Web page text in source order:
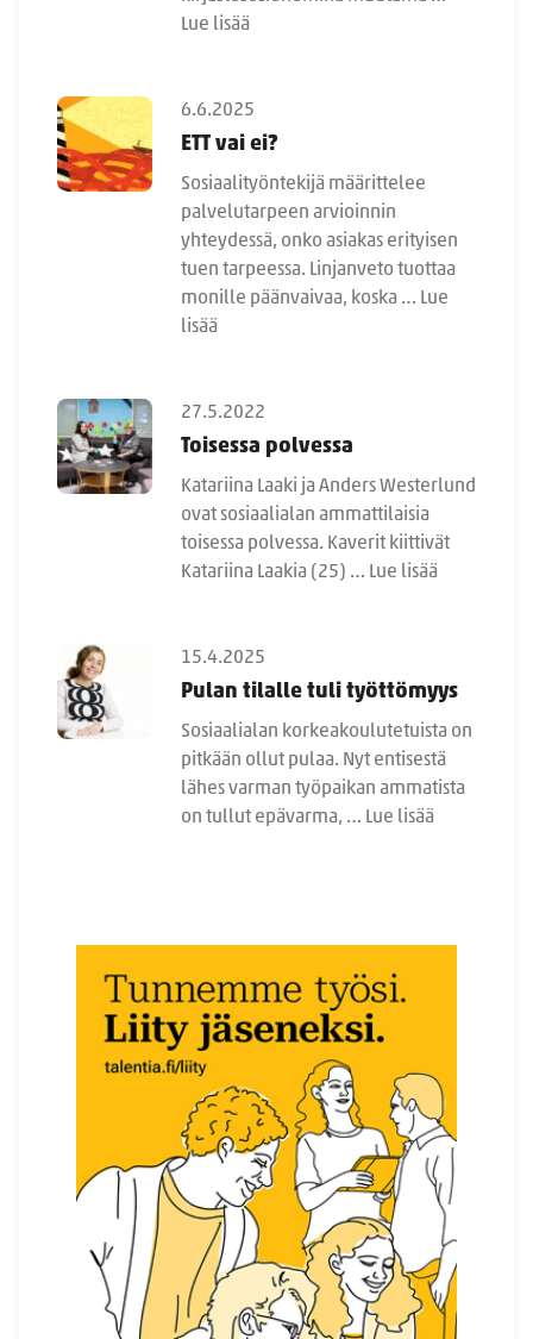
Lue lisää
6.6.2025
ETT vai ei?
Sosiaalityöntekijä määrittelee
palvelutarpeen arvioinnin
yhteydessä, onko asiakas erityisen
tuen tarpeessa. Linjanveto tuottaa
monille päänvaivaa, koska … Lue
lisää
27.5.2022
Toisessa polvessa
Katariina Laaki ja Anders Westerlund
ovat sosiaalialan ammattilaisia
toisessa polvessa. Kaverit kiittivät
Katariina Laakia (25) … Lue lisää
15.4.2025
Pulan tilalle tuli työttömyys
Sosiaalialan korkeakoulutetuista on
pitkään ollut pulaa. Nyt entisestä
lähes varman työpaikan ammatista
on tullut epävarma, … Lue lisää